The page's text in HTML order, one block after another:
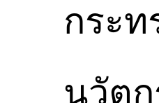
กระ
นวัตก